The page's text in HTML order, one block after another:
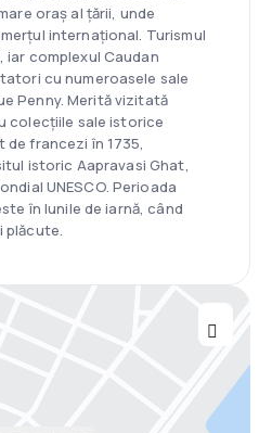
oraș al țării, unde
internațional. Turismul
complexul Caudan
cu numeroasele sale
Penny. Merită vizitată
colecțiile sale istorice
francezi în 1735,
istoric Aapravasi Ghat,
UNESCO. Perioada
în lunile de iarnă, când
plăcute.